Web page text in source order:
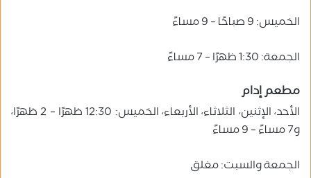
الخميس: 9 صباحًا – 9 مساءً
الجمعة: 1:30 ظهرًا – 7 مساءً
مطعم إدام
الأحد، الإثنين، الثلاثاء، الأربعاء، الخميس: 12:30 ظهرًا – 2 ظهرًا،
و7 مساءً – 9 مساءً
الجمعة والسبت: مغلق